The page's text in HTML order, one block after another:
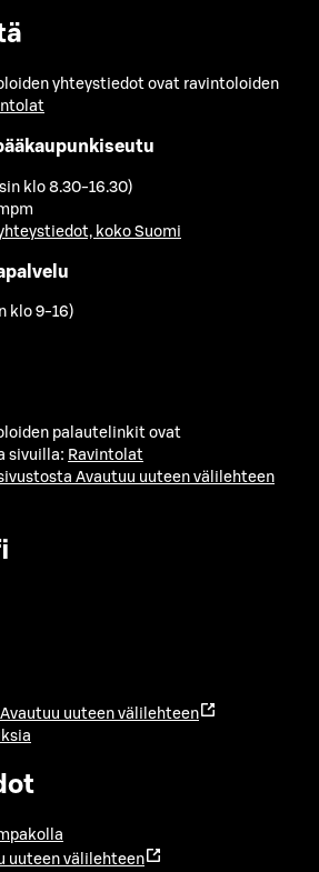
yhteystiedot ovat ravintoloiden
klo 8.30-16.30)
koko Suomi
klo 9-16)
palautelinkit ovat
sivuilla: Ravintolat
Avautuu uuteen välilehteen
Avautuu uuteen välilehteen
uuteen välilehteen